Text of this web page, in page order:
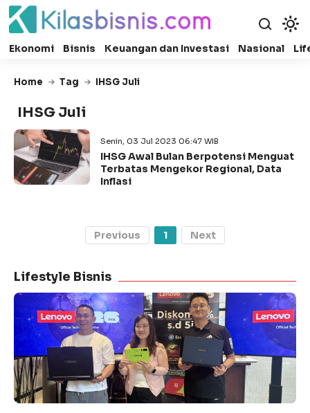
Ekonomi Bisnis Keuangan dan Investasi Nasional
Home Tag IHSG Juli
IHSG Juli
Senin, 03 Jul 2023 06:47 WIB
IHSG Awal Bulan Berpotensi Menguat
Terbatas Mengekor Regional, Data
Inflasi
Previous 1 Next
Lifestyle Bisnis